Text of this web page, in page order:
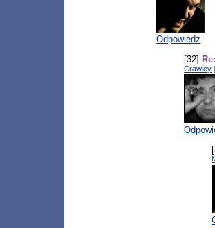
Odpowiedz
[32]
Crawley